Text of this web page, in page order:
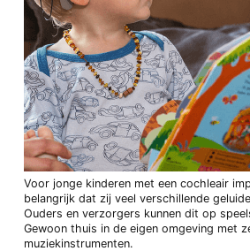
Voor jonge kinderen met een cochleair
belangrijk dat zij veel verschillende
Ouders en verzorgers kunnen dit op
Gewoon thuis in de eigen omgeving met
muziekinstrumenten.